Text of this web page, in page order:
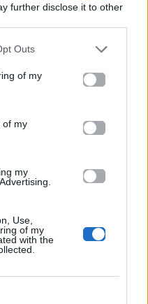
further disclose it to other
Outs
of my
of my
my
Use,
of my
with the
Επόμενο